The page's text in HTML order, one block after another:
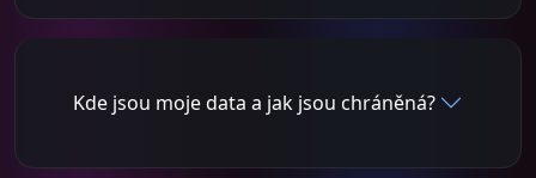
Kde jsou moje data a jak jsou chráněná?